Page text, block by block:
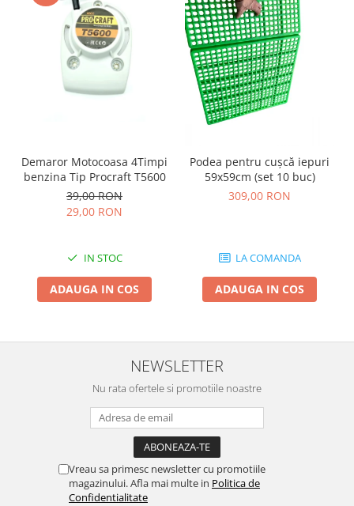
Demaror Motocoasa 4Timpi
benzina Tip Procraft T5600
39,00 RON
29,00 RON
IN STOC
ADAUGA IN COS
Podea pentru cușcă iepuri
59x59cm (set 10 buc)
309,00 RON
LA COMANDA
ADAUGA IN COS
NEWSLETTER
Nu rata ofertele si promotiile noastre
Vreau sa primesc newsletter cu promotiile
magazinului. Afla mai multe in Politica de
Confidentialitate